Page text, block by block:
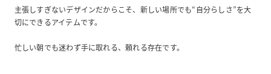
主張しすぎないデザインだからこそ、新しい場所でも“自分らしさ”を大
切にできるアイテムです。
忙しい朝でも迷わず手に取れる、頼れる存在です。